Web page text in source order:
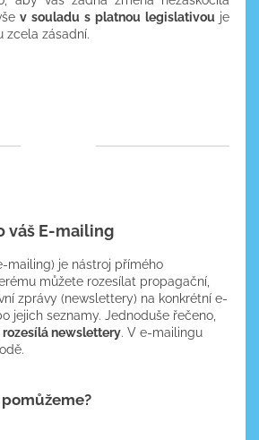
v souladu s platnou legislativou je
zcela zásadní.
váš E-mailing
mailing) je nástroj přímého
můžete rozesílat propagační,
zprávy (newslettery) na konkrétní e-
jejich seznamy. Jednoduše řečeno,
newslettery. V e-mailingu